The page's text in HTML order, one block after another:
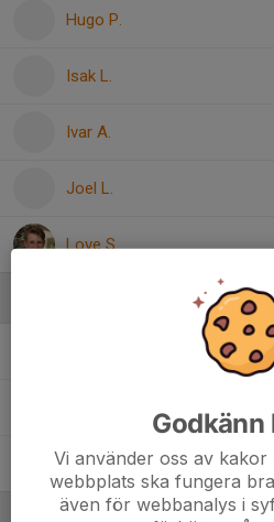
Hugo P.
Isak L.
Ivar A.
Joel L.
Love S.
Ledare
Ledare
Johanna RoyLedare
Godkänn
Vi använder oss av
webbplats ska fungera
även för webbanalys i